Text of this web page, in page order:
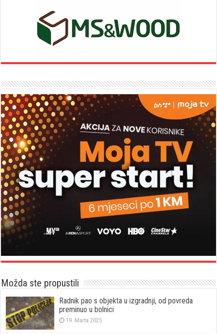
Možda ste propustili
Radnik pao s objekta u izgradnji, od povreda
preminuo u bolnici
19. Marta 2025.